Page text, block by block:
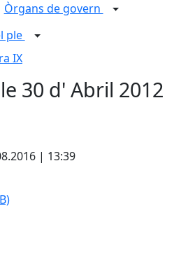
Òrgans de govern
ple
IX
30 d' Abril 2012
| 13:39